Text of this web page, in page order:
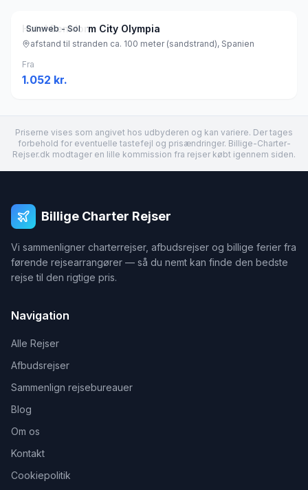
Sunweb - Sol
Hotel Benidorm City Olympia
afstand til stranden ca. 100 meter (sandstrand), Spanien
Fra
1.052 kr.
Priserne vises som angivet hos udbyderen og kan variere. Der tages
forbehold for eventuelle tastefejl og prisændringer. Billige-Charter-
Rejser.dk modtager en lille kommission fra rejser købt igennem siden.
Billige Charter Rejser
Vi sammenligner charterrejser, afbudsrejser og billige ferier fra
førende rejsearrangører — så du nemt kan finde den bedste
rejse til den rigtige pris.
Navigation
Alle Rejser
Afbudsrejser
Sammenlign rejsebureauer
Blog
Om os
Kontakt
Cookiepolitik